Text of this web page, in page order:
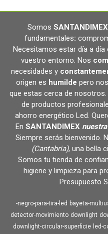
Somos SANTANDIMEX
fundamentales:
Necesitamos estar día a
vuestro entorno. Nos
necesidades y
origen es humilde pero
que estas cerca de
de productos
ahorro energético Led.
En SANTANDIMEX
Siempre serás bienvenido.
(Cantabria), una bella
Somos tu tienda de
higiene y limpieza para
Presupuesto
-negro-para-tira-led bayeta-
detector-movimiento downlight
downlight-circular-superficie
led-